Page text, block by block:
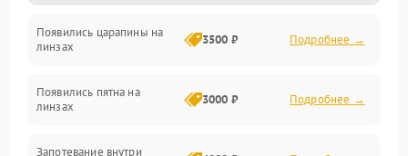
Прочие неисправности
Появились царапины на
линзах
3500 ₽ Подробнее →
Появились пятна на
линзах
3000 ₽ Подробнее →
Запотевание внутри